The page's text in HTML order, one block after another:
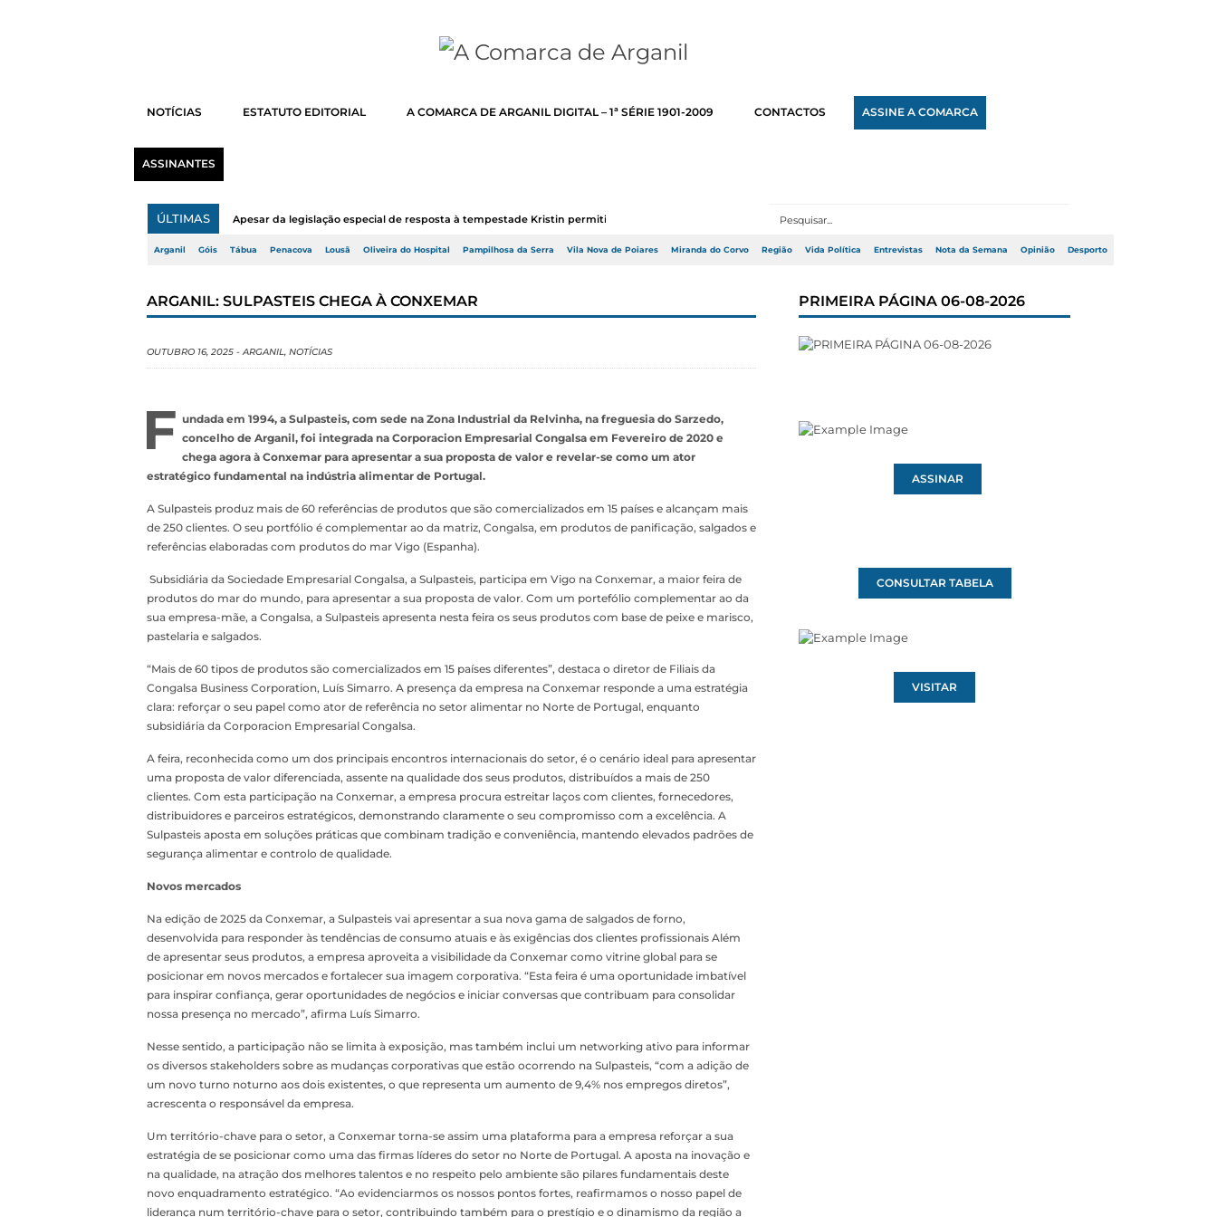
NOTÍCIAS ESTATUTO EDITORIAL A COMARCA DE ARGANIL DIGITAL – 1ª SÉRIE 1901-2009 CONTACTOS ASSINE A COMARCA
ASSINANTES
ÚLTIMAS Apesar da legislação especial de resposta à tempestade Kristin permitir a adj...
Arganil Góis Tábua Penacova Lousã Oliveira do Hospital Pampilhosa da Serra Vila Nova de Poiares Miranda do Corvo Região Vida Política Entrevistas Nota da Semana Opinião Desporto
ARGANIL: SULPASTEIS CHEGA À CONXEMAR
OUTUBRO 16, 2025 -ARGANIL, NOTÍCIAS
F undada em 1994, a Sulpasteis, com sede na Zona Industrial da Relvinha, na freguesia do Sarzedo,
concelho de Arganil, foi integrada na Corporacion Empresarial Congalsa em Fevereiro de 2020 e
chega agora à Conxemar para apresentar a sua proposta de valor e revelar-se como um ator
estratégico fundamental na indústria alimentar de Portugal.
A Sulpasteis produz mais de 60 referências de produtos que são comercializados em 15 países e alcançam mais
de 250 clientes. O seu portfólio é complementar ao da matriz, Congalsa, em produtos de panificação, salgados e
referências elaboradas com produtos do mar Vigo (Espanha).
Subsidiária da Sociedade Empresarial Congalsa, a Sulpasteis, participa em Vigo na Conxemar, a maior feira de
produtos do mar do mundo, para apresentar a sua proposta de valor. Com um portefólio complementar ao da
sua empresa-mãe, a Congalsa, a Sulpasteis apresenta nesta feira os seus produtos com base de peixe e marisco,
pastelaria e salgados.
“Mais de 60 tipos de produtos são comercializados em 15 países diferentes”, destaca o diretor de Filiais da
Congalsa Business Corporation, Luís Simarro. A presença da empresa na Conxemar responde a uma estratégia
clara: reforçar o seu papel como ator de referência no setor alimentar no Norte de Portugal, enquanto
subsidiária da Corporacion Empresarial Congalsa.
A feira, reconhecida como um dos principais encontros internacionais do setor, é o cenário ideal para apresentar
uma proposta de valor diferenciada, assente na qualidade dos seus produtos, distribuídos a mais de 250
clientes. Com esta participação na Conxemar, a empresa procura estreitar laços com clientes, fornecedores,
distribuidores e parceiros estratégicos, demonstrando claramente o seu compromisso com a excelência. A
Sulpasteis aposta em soluções práticas que combinam tradição e conveniência, mantendo elevados padrões de
segurança alimentar e controlo de qualidade.
Novos mercados
Na edição de 2025 da Conxemar, a Sulpasteis vai apresentar a sua nova gama de salgados de forno,
desenvolvida para responder às tendências de consumo atuais e às exigências dos clientes profissionais Além
de apresentar seus produtos, a empresa aproveita a visibilidade da Conxemar como vitrine global para se
posicionar em novos mercados e fortalecer sua imagem corporativa. “Esta feira é uma oportunidade imbatível
para inspirar confiança, gerar oportunidades de negócios e iniciar conversas que contribuam para consolidar
nossa presença no mercado”, afirma Luís Simarro.
Nesse sentido, a participação não se limita à exposição, mas também inclui um networking ativo para informar
os diversos stakeholders sobre as mudanças corporativas que estão ocorrendo na Sulpasteis, “com a adição de
um novo turno noturno aos dois existentes, o que representa um aumento de 9,4% nos empregos diretos”,
acrescenta o responsável da empresa.
Um território-chave para o setor, a Conxemar torna-se assim uma plataforma para a empresa reforçar a sua
estratégia de se posicionar como uma das firmas líderes do setor no Norte de Portugal. A aposta na inovação e
na qualidade, na atração dos melhores talentos e no respeito pelo ambiente são pilares fundamentais deste
novo enquadramento estratégico. “Ao evidenciarmos os nossos pontos fortes, reafirmamos o nosso papel de
liderança num território-chave para o setor, contribuindo também para o prestígio e o dinamismo da região a
PRIMEIRA PÁGINA 06-08-2026
ASSINAR
CONSULTAR TABELA
VISITAR